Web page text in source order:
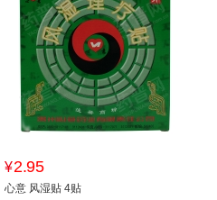
¥2.95
心意 风湿贴 4贴